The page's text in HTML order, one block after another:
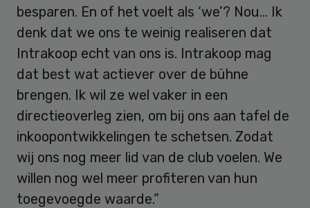
besparen. En of het voelt als ‘we’? Nou… Ik
denk dat we ons te weinig realiseren dat
Intrakoop echt van ons is. Intrakoop mag
dat best wat actiever over de bühne
brengen. Ik wil ze wel vaker in een
directieoverleg zien, om bij ons aan tafel de
inkoopontwikkelingen te schetsen. Zodat
wij ons nog meer lid van de club voelen. We
willen nog wel meer profiteren van hun
toegevoegde waarde.”